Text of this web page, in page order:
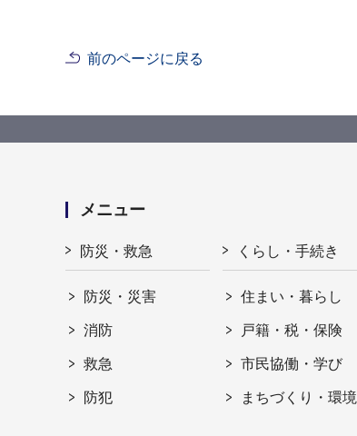
前のページに戻る
メニュー
防災・救急
防災・災害
消防
救急
防犯
くらし・手続き
住まい・暮らし
戸籍・税・保険
市民協働・学び
まちづくり・環境